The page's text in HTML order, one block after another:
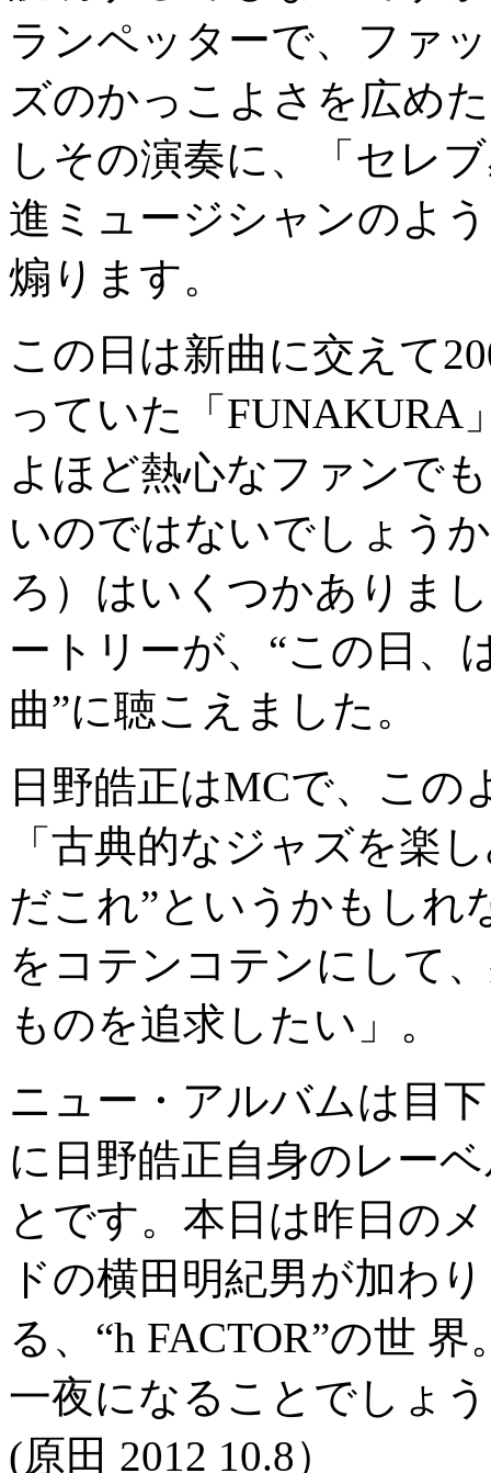
ランペッターで、ファ
ズのかっこよさを広め
しその演奏に、「セレ
進ミュージシャンのよ
煽ります。
この日は新曲に交えて
っていた「FUNAKURA
よほど熱心なファンで
いのではないでしょう
ろ）はいくつかありま
ートリーが、“この日、
曲”に聴こえました。
日野皓正はMCで、こ
「古典的なジャズを楽
だこれ”というかもしれ
をコテンコテンにして
ものを追求したい」。
ニュー・アルバムは目
に日野皓正自身のレー
とです。本日は昨日の
ドの横田明紀男が加わ
る、“h FACTOR”の世
一夜になることでしょ
(原田 2012 10.8）